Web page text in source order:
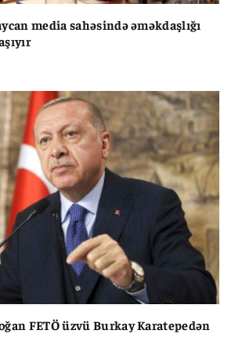
media sahəsində əməkdaşlığı
FETÖ üzvü Burkay Karatepedən